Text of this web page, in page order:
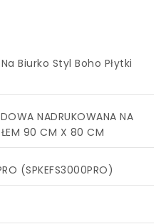
Biurko Styl Boho Płytki
NADRUKOWANA NA
90 CM X 80 CM
(SPKEFS3000PRO)